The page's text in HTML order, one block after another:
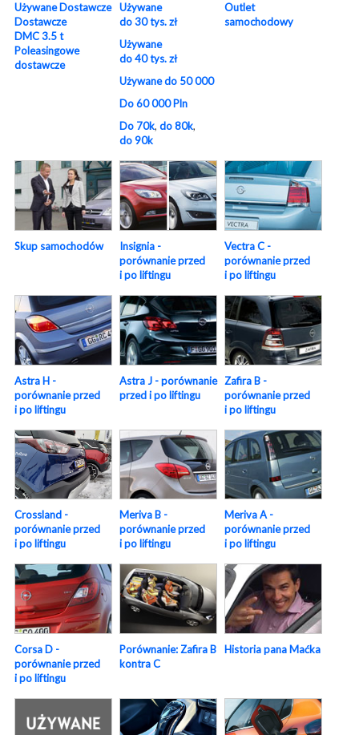
Używane Dostawcze
Dostawcze
DMC 3.5 t
Poleasingowe
dostawcze
Używane
do 30 tys. zł
Używane
do 40 tys. zł
Używane do 50 000
Do 60 000 Pln
Do 70k, do 80k,
do 90k
Outlet
samochodowy
Skup samochodów
Insignia -
porównanie przed
i po liftingu
Vectra C -
porównanie przed
i po liftingu
Astra H -
porównanie przed
i po liftingu
Astra J - porównanie
przed i po liftingu
Zafira B -
porównanie przed
i po liftingu
Crossland -
porównanie przed
i po liftingu
Meriva B -
porównanie przed
i po liftingu
Meriva A -
porównanie przed
i po liftingu
Corsa D -
porównanie przed
i po liftingu
Porównanie: Zafira B
kontra C
Historia pana Maćka